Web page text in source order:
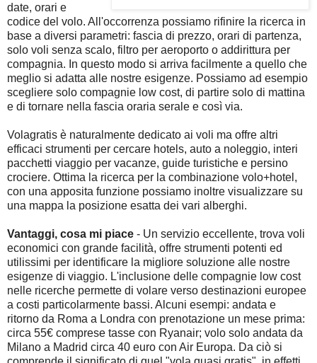
date, orari e
codice del volo. All'occorrenza possiamo rifinire la ricerca in
base a diversi parametri: fascia di prezzo, orari di partenza,
solo voli senza scalo, filtro per aeroporto o addirittura per
compagnia. In questo modo si arriva facilmente a quello che
meglio si adatta alle nostre esigenze. Possiamo ad esempio
scegliere solo compagnie low cost, di partire solo di mattina
e di tornare nella fascia oraria serale e così via.
Volagratis è naturalmente dedicato ai voli ma offre altri
efficaci strumenti per cercare hotels, auto a noleggio, interi
pacchetti viaggio per vacanze, guide turistiche e persino
crociere. Ottima la ricerca per la combinazione volo+hotel,
con una apposita funzione possiamo inoltre visualizzare su
una mappa la posizione esatta dei vari alberghi.
Vantaggi, cosa mi piace - Un servizio eccellente, trova voli
economici con grande facilità, offre strumenti potenti ed
utilissimi per identificare la migliore soluzione alle nostre
esigenze di viaggio. L'inclusione delle compagnie low cost
nelle ricerche permette di volare verso destinazioni europee
a costi particolarmente bassi. Alcuni esempi: andata e
ritorno da Roma a Londra con prenotazione un mese prima:
circa 55€ comprese tasse con Ryanair; volo solo andata da
Milano a Madrid circa 40 euro con Air Europa. Da ciò si